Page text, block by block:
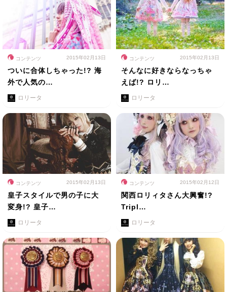
コンテンツ 2015年02月13日
ついに合体しちゃった!? 海
外で人気の…
ロリータ
コンテンツ 2015年02月13日
そんなに好きならなっちゃ
えば!? ロリ…
ロリータ
コンテンツ 2015年02月13日
皇子スタイルで男の子に大
変身!? 皇子…
ロリータ
コンテンツ 2015年02月12日
関西ロリィタさん大興奮!?
Tripl…
ロリータ